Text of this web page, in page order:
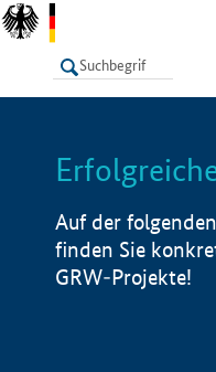
LISTE
Auf der
finden Sie
GRW-Projekte!